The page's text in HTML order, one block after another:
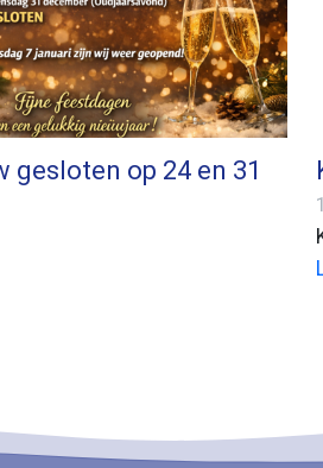
gesloten op 24 en 31